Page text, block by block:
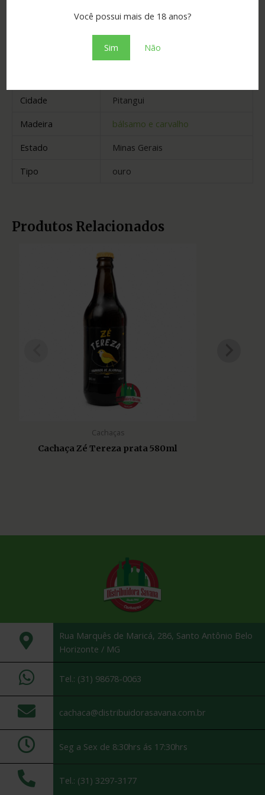
Você possui mais de 18 anos?
Sim Não
Cidade
Pitangui
Madeira
bálsamo e carvalho
Estado
Minas Gerais
Tipo
ouro
Produtos Relacionados
Cachaças
Cachaça Zé Tereza prata 580ml
Rua Marquês de Maricá, 286, Santo Antônio Belo
Horizonte / MG
Tel.: (31) 98678-0063
cachaca@distribuidorasavana.com.br
Seg a Sex de 8:30hrs ás 17:30hrs
Tel.: (31) 3297-3177